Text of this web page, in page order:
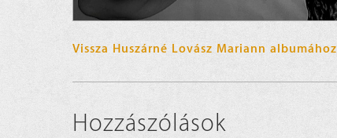
Vissza Huszárné Lovász Mariann albumához
Hozzászólások